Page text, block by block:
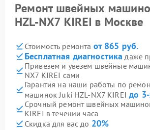
Ремонт швейных
HZL-NX7 KIREI в Москве
Стоимость ремонта от 865 руб.
Бесплатная диагностика даже
Привезем и увезем швейные
NX7 KIREI сами
Гарантия на наши работы по
машинок Juki HZL-NX7 KIREIдо
Срочный ремонт швейных
KIREI в течении часа
Скидка для вас до 20%